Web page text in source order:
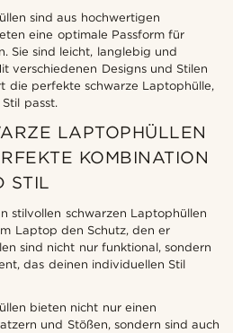
sind aus hochwertigen
eine optimale Passform für
Sie sind leicht, langlebig und
verschiedenen Designs und Stilen
die perfekte schwarze Laptophülle,
passt.
LAPTOPHÜLLEN
KOMBINATION
STIL
stilvollen schwarzen Laptophüllen
Laptop den Schutz, den er
sind nicht nur funktional, sondern
das deinen individuellen Stil
bieten nicht nur einen
und Stößen, sondern sind auch